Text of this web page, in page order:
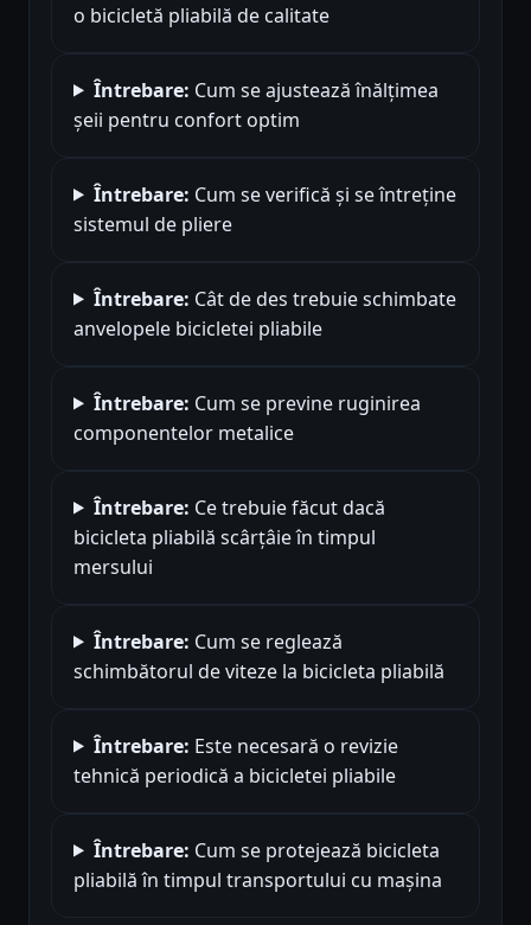
o bicicletă pliabilă de calitate
Întrebare: Cum se ajustează înălțimea
șeii pentru confort optim
Întrebare: Cum se verifică și se întreține
sistemul de pliere
Întrebare: Cât de des trebuie schimbate
anvelopele bicicletei pliabile
Întrebare: Cum se previne ruginirea
componentelor metalice
Întrebare: Ce trebuie făcut dacă
bicicleta pliabilă scârțâie în timpul
mersului
Întrebare: Cum se reglează
schimbătorul de viteze la bicicleta pliabilă
Întrebare: Este necesară o revizie
tehnică periodică a bicicletei pliabile
Întrebare: Cum se protejează bicicleta
pliabilă în timpul transportului cu mașina